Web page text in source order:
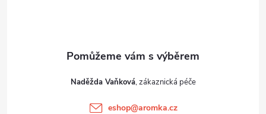
Naděžda Vaňková
eshop@aromka.cz